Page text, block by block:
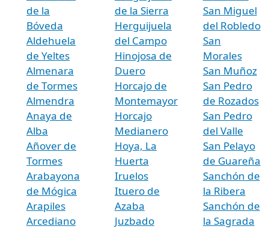
de la
Bóveda
Aldehuela
de Yeltes
Almenara
de Tormes
Almendra
Anaya de
Alba
Añover de
Tormes
Arabayona
de Mógica
Arapiles
Arcediano
de la Sierra
Herguijuela
del Campo
Hinojosa de
Duero
Horcajo de
Montemayor
Horcajo
Medianero
Hoya, La
Huerta
Iruelos
Ituero de
Azaba
Juzbado
San Miguel
del Robledo
San
Morales
San Muñoz
San Pedro
de Rozados
San Pedro
del Valle
San Pelayo
de Guareña
Sanchón de
la Ribera
Sanchón de
la Sagrada